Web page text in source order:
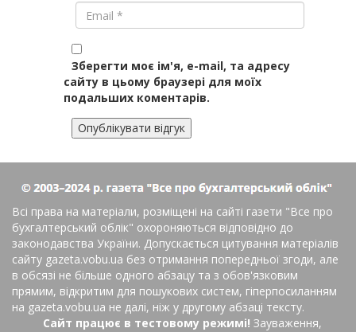
Зберегти моє ім'я, e-mail, та адресу
сайту в цьому браузері для моїх
подальших коментарів.
Всі права на матеріали, розміщені на сайті газети "Все про
бухгалтерський облік" охороняються відповідно до
законодавства України. Допускається цитування матеріалів
сайту gazeta.vobu.ua без отримання попередньої згоди, але
в обсязі не більше одного абзацу та з обов'язковим
прямим, відкритим для пошукових систем, гіперпосиланням
на gazeta.vobu.ua не далі, ніж у другому абзаці тексту.
Сайт працює в тестовому режимі! Зауваження,